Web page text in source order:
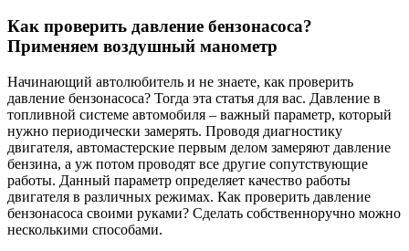
Как проверить давление бензонасоса?
Применяем воздушный манометр
Начинающий автолюбитель и не знаете, как проверить
давление бензонасоса? Тогда эта статья для вас. Давление в
топливной системе автомобиля – важный параметр, который
нужно периодически замерять. Проводя диагностику
двигателя, автомастерские первым делом замеряют давление
бензина, а уж потом проводят все другие сопутствующие
работы. Данный параметр определяет качество работы
двигателя в различных режимах. Как проверить давление
бензонасоса своими руками? Сделать собственноручно можно
несколькими способами.